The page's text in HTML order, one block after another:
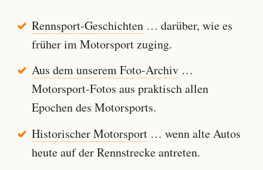
Rennsport-Geschichten… darüber, wie es
früher im Motorsport zuging.
Aus dem unserem Foto-Archiv…
Motorsport-Fotos aus praktisch allen
Epochen des Motorsports.
Historischer Motorsport… wenn alte Autos
heute auf der Rennstrecke antreten.